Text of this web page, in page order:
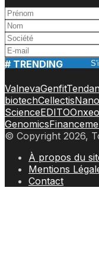
# TRENDING
ValnevaGenfit
biotechCellectis
ScienceEDITOOnxeo
Genomics
© Copyright 2026,
À propos du
Mentions
Contact